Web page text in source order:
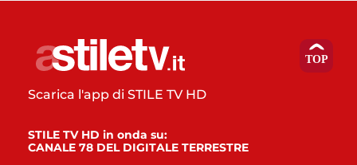
Scarica l'app di STILE TV HD
STILE TV HD in onda su:
CANALE 78 DEL DIGITALE TERRESTRE